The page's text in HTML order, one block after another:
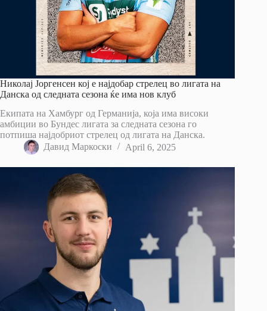
Николај Јоргенсен кој е најдобар стрелец во лигата на
Данска од следната сезона ќе има нов клуб
Екипата на Хамбург од Германија, која има високи
амбиции во Бундес лигата за следната сезона го
потпиша најдобриот стрелец од лигата на Данска.
Давид Маркоски
April 6, 2025